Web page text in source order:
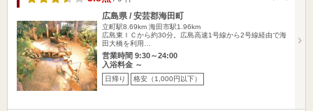
広島県 / 安芸郡海田町
立町駅8.69km 海田市駅1.96km
広島東ＩＣから約30分。広島高速1号線から2号線経由で海
田大橋を利用…
営業時間 9:30～24:00
入浴料金 ～
日帰り 格安（1,000円以下）